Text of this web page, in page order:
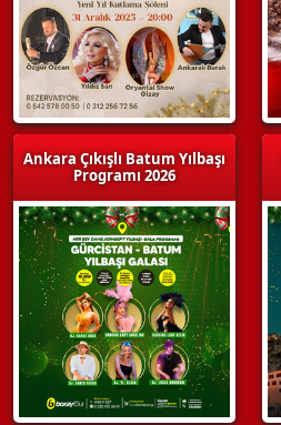
Ankara Çıkışlı Batum Yılbaşı
Programı 2026